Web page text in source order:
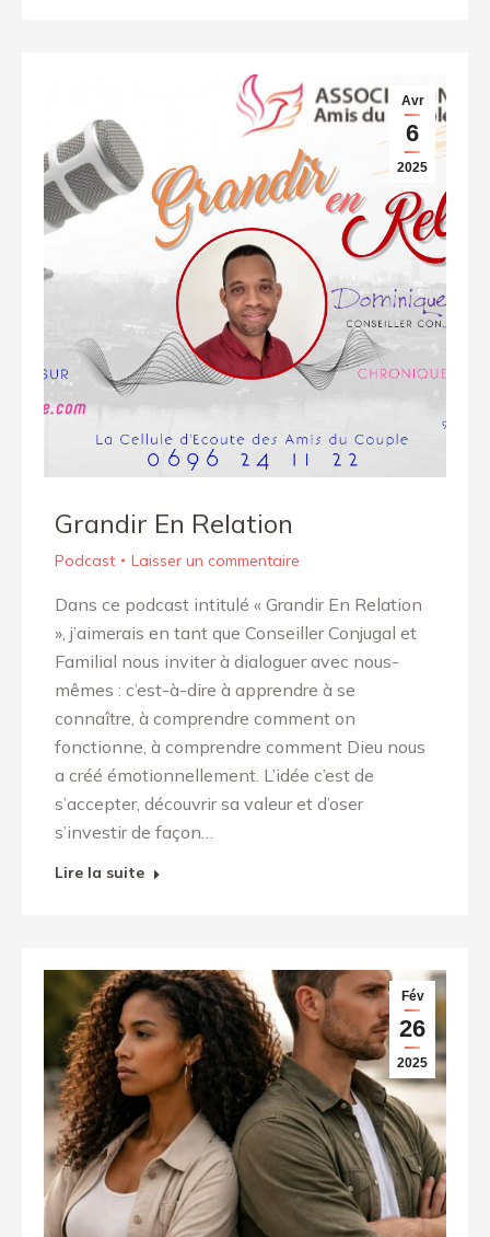
Avr
6
2025
Grandir En Relation
Podcast Laisser un commentaire
Dans ce podcast intitulé « Grandir En Relation
», j’aimerais en tant que Conseiller Conjugal et
Familial nous inviter à dialoguer avec nous-
mêmes : c’est-à-dire à apprendre à se
connaître, à comprendre comment on
fonctionne, à comprendre comment Dieu nous
a créé émotionnellement. L’idée c’est de
s’accepter, découvrir sa valeur et d’oser
s’investir de façon…
Lire la suite
Fév
26
2025